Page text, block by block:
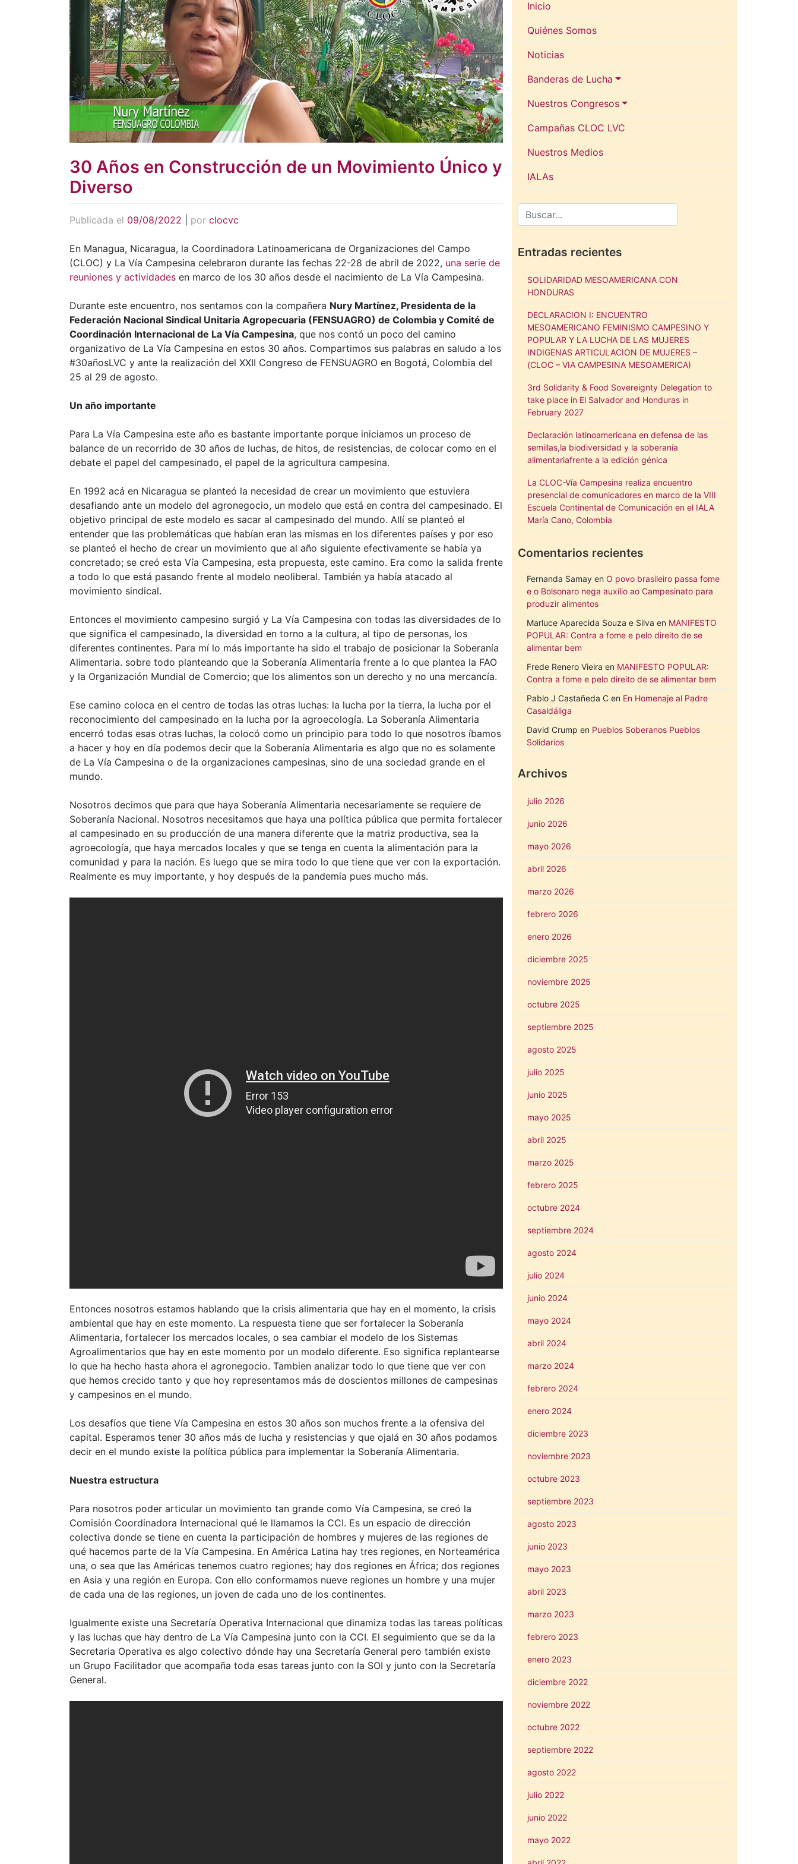
30 Años en Construcción de un Movimiento Único y
Diverso
Publicada el 09/08/2022 por clocvc
En Managua, Nicaragua, la Coordinadora Latinoamericana de Organizaciones del Campo
(CLOC) y La Vía Campesina celebraron durante las fechas 22-28 de abril de 2022, una serie de
reuniones y actividades en marco de los 30 años desde el nacimiento de La Vía Campesina.
Durante este encuentro, nos sentamos con la compañera Nury Martínez, Presidenta de la
Federación Nacional Sindical Unitaria Agropecuaria (FENSUAGRO) de Colombia y Comité de
Coordinación Internacional de La Vía Campesina, que nos contó un poco del camino
organizativo de La Vía Campesina en estos 30 años. Compartimos sus palabras en saludo a los
#30añosLVC y ante la realización del XXII Congreso de FENSUAGRO en Bogotá, Colombia del
25 al 29 de agosto.
Un año importante
Para La Vía Campesina este año es bastante importante porque iniciamos un proceso de
balance de un recorrido de 30 años de luchas, de hitos, de resistencias, de colocar como en el
debate el papel del campesinado, el papel de la agricultura campesina.
En 1992 acá en Nicaragua se planteó la necesidad de crear un movimiento que estuviera
desafiando ante un modelo del agronegocio, un modelo que está en contra del campesinado. El
objetivo principal de este modelo es sacar al campesinado del mundo. Allí se planteó el
entender que las problemáticas que habían eran las mismas en los diferentes países y por eso
se planteó el hecho de crear un movimiento que al año siguiente efectivamente se había ya
concretado; se creó esta Vía Campesina, esta propuesta, este camino. Era como la salida frente
a todo lo que está pasando frente al modelo neoliberal. También ya había atacado al
movimiento sindical.
Entonces el movimiento campesino surgió y La Vía Campesina con todas las diversidades de lo
que significa el campesinado, la diversidad en torno a la cultura, al tipo de personas, los
diferentes continentes. Para mí lo más importante ha sido el trabajo de posicionar la Soberanía
Alimentaria. sobre todo planteando que la Soberanía Alimentaria frente a lo que plantea la FAO
y la Organización Mundial de Comercio; que los alimentos son un derecho y no una mercancía.
Ese camino coloca en el centro de todas las otras luchas: la lucha por la tierra, la lucha por el
reconocimiento del campesinado en la lucha por la agroecología. La Soberanía Alimentaria
encerró todas esas otras luchas, la colocó como un principio para todo lo que nosotros íbamos
a hacer y hoy en día podemos decir que la Soberanía Alimentaria es algo que no es solamente
de La Vía Campesina o de la organizaciones campesinas, sino de una sociedad grande en el
mundo.
Nosotros decimos que para que haya Soberanía Alimentaria necesariamente se requiere de
Soberanía Nacional. Nosotros necesitamos que haya una política pública que permita fortalecer
al campesinado en su producción de una manera diferente que la matriz productiva, sea la
agroecología, que haya mercados locales y que se tenga en cuenta la alimentación para la
comunidad y para la nación. Es luego que se mira todo lo que tiene que ver con la exportación.
Realmente es muy importante, y hoy después de la pandemia pues mucho más.
Entonces nosotros estamos hablando que la crisis alimentaria que hay en el momento, la crisis
ambiental que hay en este momento. La respuesta tiene que ser fortalecer la Soberanía
Alimentaria, fortalecer los mercados locales, o sea cambiar el modelo de los Sistemas
Agroalimentarios que hay en este momento por un modelo diferente. Eso significa replantearse
lo que ha hecho hasta ahora el agronegocio. Tambien analizar todo lo que tiene que ver con
que hemos crecido tanto y que hoy representamos más de doscientos millones de campesinas
y campesinos en el mundo.
Los desafíos que tiene Vía Campesina en estos 30 años son muchos frente a la ofensiva del
capital. Esperamos tener 30 años más de lucha y resistencias y que ojalá en 30 años podamos
decir en el mundo existe la política pública para implementar la Soberanía Alimentaria.
Nuestra estructura
Para nosotros poder articular un movimiento tan grande como Vía Campesina, se creó la
Comisión Coordinadora Internacional qué le llamamos la CCI. Es un espacio de dirección
colectiva donde se tiene en cuenta la participación de hombres y mujeres de las regiones de
qué hacemos parte de la Vía Campesina. En América Latina hay tres regiones, en Norteamérica
una, o sea que las Américas tenemos cuatro regiones; hay dos regiones en África; dos regiones
en Asia y una región en Europa. Con ello conformamos nueve regiones un hombre y una mujer
de cada una de las regiones, un joven de cada uno de los continentes.
Igualmente existe una Secretaría Operativa Internacional que dinamiza todas las tareas políticas
y las luchas que hay dentro de La Vía Campesina junto con la CCI. El seguimiento que se da la
Secretaria Operativa es algo colectivo dónde hay una Secretaría General pero también existe
un Grupo Facilitador que acompaña toda esas tareas junto con la SOI y junto con la Secretaría
General.
Inicio
Quiénes Somos
Noticias
Banderas de Lucha
Nuestros Congresos
Campañas CLOC LVC
Nuestros Medios
IALAs
Entradas recientes
SOLIDARIDAD MESOAMERICANA CON
HONDURAS
DECLARACION I: ENCUENTRO
MESOAMERICANO FEMINISMO CAMPESINO Y
POPULAR Y LA LUCHA DE LAS MUJERES
INDIGENAS ARTICULACION DE MUJERES –
(CLOC – VIA CAMPESINA MESOAMERICA)
3rd Solidarity & Food Sovereignty Delegation to
take place in El Salvador and Honduras in
February 2027
Declaración latinoamericana en defensa de las
semillas,la biodiversidad y la soberanía
alimentariafrente a la edición génica
La CLOC-Vía Campesina realiza encuentro
presencial de comunicadores en marco de la VIII
Escuela Continental de Comunicación en el IALA
María Cano, Colombia
Comentarios recientes
Fernanda Samay en O povo brasileiro passa fome
e o Bolsonaro nega auxílio ao Campesinato para
produzir alimentos
Marluce Aparecida Souza e Silva en MANIFESTO
POPULAR: Contra a fome e pelo direito de se
alimentar bem
Frede Renero Vieira en MANIFESTO POPULAR:
Contra a fome e pelo direito de se alimentar bem
Pablo J Castañeda C en En Homenaje al Padre
Casaldáliga
David Crump en Pueblos Soberanos Pueblos
Solidarios
Archivos
julio 2026
junio 2026
mayo 2026
abril 2026
marzo 2026
febrero 2026
enero 2026
diciembre 2025
noviembre 2025
octubre 2025
septiembre 2025
agosto 2025
julio 2025
junio 2025
mayo 2025
abril 2025
marzo 2025
febrero 2025
octubre 2024
septiembre 2024
agosto 2024
julio 2024
junio 2024
mayo 2024
abril 2024
marzo 2024
febrero 2024
enero 2024
diciembre 2023
noviembre 2023
octubre 2023
septiembre 2023
agosto 2023
junio 2023
mayo 2023
abril 2023
marzo 2023
febrero 2023
enero 2023
diciembre 2022
noviembre 2022
octubre 2022
septiembre 2022
agosto 2022
julio 2022
junio 2022
mayo 2022